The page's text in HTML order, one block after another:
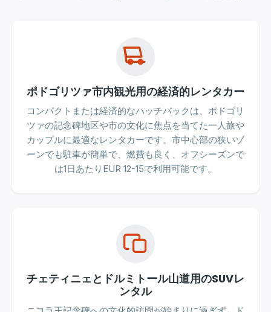
ポドゴリツァ市内観光用の経済的レンタカー
コンパクトまたは経済的なハッチバックは、ポドゴリ
ツァの記念碑地区や市の文化に焦点を当てた一人旅や
カップルに最適なレンタカーです。市中心部の狭いゾ
ーンでも駐車が簡単で、燃費も良く、オフシーズンで
は1日あたりEUR 12-15で利用可能です。
チェティニェとドルミトール山道用のSUVレ
ンタル